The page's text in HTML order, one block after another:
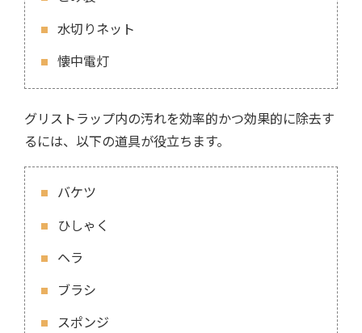
水切りネット
懐中電灯
グリストラップ内の汚れを効率的かつ効果的に除去す
るには、以下の道具が役立ちます。
バケツ
ひしゃく
ヘラ
ブラシ
スポンジ